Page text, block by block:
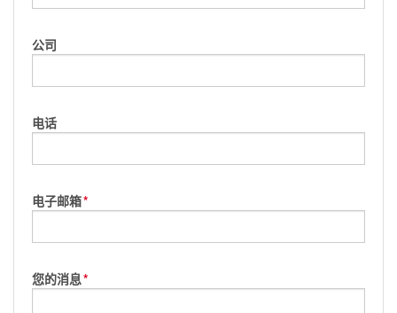
公司
电话
电子邮箱*
您的消息*